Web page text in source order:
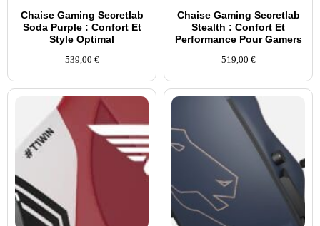
Chaise Gaming Secretlab
Soda Purple : Confort Et
Style Optimal
539,00 €
Chaise Gaming Secretlab
Stealth : Confort Et
Performance Pour Gamers
519,00 €